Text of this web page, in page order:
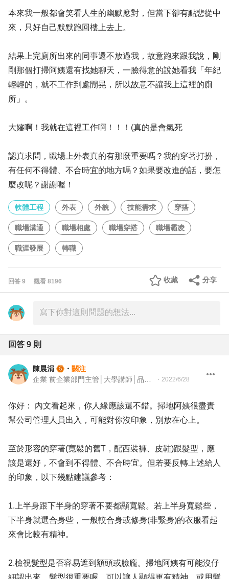
本來我一般都會笑看人生的幽默應對，但當下卻有點悲從中
來，只好自己默默跑回樓上去上。
結果上完廁所出來的同事還不放過我，故意跑來跟我說，剛
剛那個打掃阿姨還有找她聊天，一臉得意的說她看我「年紀
輕輕的，就不工作到處閒晃，所以故意不讓我上這裡的廁
所」。
大嬸啊！我就在這裡工作啊！！！(真的是會氣死
認真求問，職場上外表真的有那麼重要嗎？我的穿著打扮，
有任何不得體、不合時宜的地方嗎？如果要改進的話，要怎
麼改呢？謝謝喔！
軟體工程 外表 外貌 技能需求 穿搭
職場溝通 職場相處 職場穿搭 職場霸凌
職涯發展 轉職
回答 9 觀看 8196 分享
收藏
回答 9 則
陳晨涓 ・ 關注
・ 2022/6/28
你好： 內文看起來，你人緣應該還不錯。掃地阿姨很盡責
幫公司管理人員出入，可能對你沒印象，別放在心上。
至於形容的穿著(寬鬆的舊T，配西裝褲、皮鞋)跟髮型，應
該是還好，不會到不得體、不合時宜。但若要反轉上述給人
的印象，以下幾點建議參考：
1.上半身跟下半身的穿著不要都顯寬鬆。若上半身寬鬆些，
下半身就選合身些，一般較合身或修身(非緊身)的衣服看起
來會比較有精神。
2.檢視髮型是否容易遮到額頭或臉龐。掃地阿姨有可能沒仔
細認出來。髮型很重要喔，可以讓人顯得更有精神。或用髮